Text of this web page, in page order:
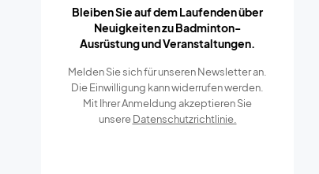
Bleiben Sie auf dem Laufenden über
Neuigkeiten zu Badminton-
Ausrüstung und Veranstaltungen.
Melden Sie sich für unseren Newsletter an.
Die Einwilligung kann widerrufen werden.
Mit Ihrer Anmeldung akzeptieren Sie
unsereDatenschutzrichtlinie.